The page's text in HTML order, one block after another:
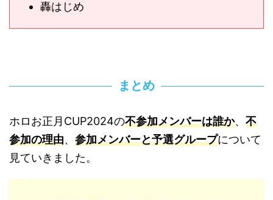
轟はじめ
まとめ
ホロお正月CUP2024の不参加メンバーは誰か、 不
参加の理由、 参加メンバーと予選グループについて
見ていきました。